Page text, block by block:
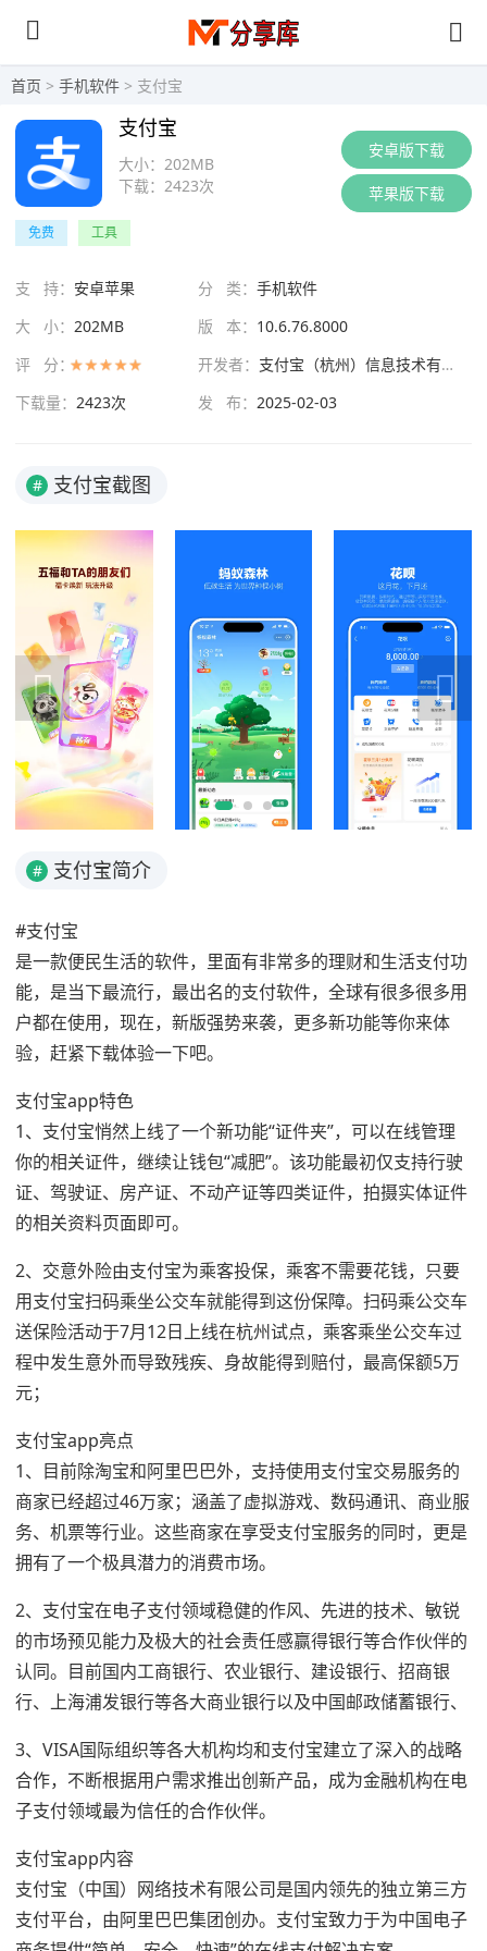
首页 > 手机软件 > 支付宝
安卓版下载
苹果版下载
大小： 202MB
下载： 2423次
支付宝
免费 工具
支 持： 安卓苹果 分 类： 手机软件
大 小： 202MB 版 本： 10.6.76.8000
评 分：
开发者： 支付宝（杭州）信息技术有限公司
下载量： 2423次 发 布： 2025-02-03
# 支付宝截图
# 支付宝简介
#支付宝
是一款便民生活的软件，里面有非常多的理财和生活支付功
能，是当下最流行，最出名的支付软件，全球有很多很多用
户都在使用，现在，新版强势来袭，更多新功能等你来体
验，赶紧下载体验一下吧。
支付宝app特色
1、支付宝悄然上线了一个新功能“证件夹”，可以在线管理
你的相关证件，继续让钱包“减肥”。该功能最初仅支持行驶
证、驾驶证、房产证、不动产证等四类证件，拍摄实体证件
的相关资料页面即可。
2、交意外险由支付宝为乘客投保，乘客不需要花钱，只要
用支付宝扫码乘坐公交车就能得到这份保障。扫码乘公交车
送保险活动于7月12日上线在杭州试点，乘客乘坐公交车过
程中发生意外而导致残疾、身故能得到赔付，最高保额5万
元；
支付宝app亮点
1、目前除淘宝和阿里巴巴外，支持使用支付宝交易服务的
商家已经超过46万家；涵盖了虚拟游戏、数码通讯、商业服
务、机票等行业。这些商家在享受支付宝服务的同时，更是
拥有了一个极具潜力的消费市场。
2、支付宝在电子支付领域稳健的作风、先进的技术、敏锐
的市场预见能力及极大的社会责任感赢得银行等合作伙伴的
认同。目前国内工商银行、农业银行、建设银行、招商银
行、上海浦发银行等各大商业银行以及中国邮政储蓄银行、
3、VISA国际组织等各大机构均和支付宝建立了深入的战略
合作，不断根据用户需求推出创新产品，成为金融机构在电
子支付领域最为信任的合作伙伴。
支付宝app内容
支付宝（中国）网络技术有限公司是国内领先的独立第三方
支付平台，由阿里巴巴集团创办。支付宝致力于为中国电子